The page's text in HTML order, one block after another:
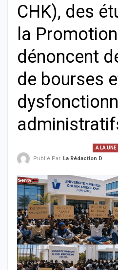
CHK), des
la
dénoncent
de bourses
A LA UNE
Publié Par La Rédaction De La SenTV.info